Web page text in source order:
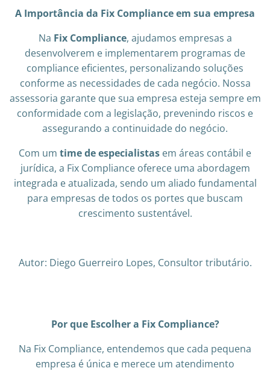
A Importância da Fix Compliance em sua empresa
Na Fix Compliance, ajudamos empresas a
desenvolverem e implementarem programas de
compliance eficientes, personalizando soluções
conforme as necessidades de cada negócio. Nossa
assessoria garante que sua empresa esteja sempre em
conformidade com a legislação, prevenindo riscos e
assegurando a continuidade do negócio.
Com um time de especialistas em áreas contábil e
jurídica, a Fix Compliance oferece uma abordagem
integrada e atualizada, sendo um aliado fundamental
para empresas de todos os portes que buscam
crescimento sustentável.
Autor: Diego Guerreiro Lopes, Consultor tributário.
Por que Escolher a Fix Compliance?
Na Fix Compliance, entendemos que cada pequena
empresa é única e merece um atendimento